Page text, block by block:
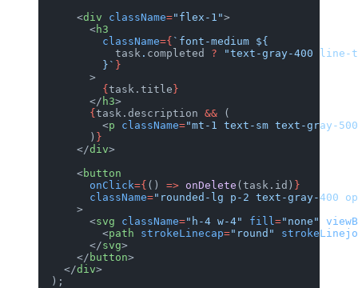
      <
div className= "flex-1"
        <
h3
          className
={ `font-medium ${
            task
.completed ?
"text-gray-400 line-
          }`
        >
          {
task.title
        </
h3
        {
task.description &&
(
          <
className="mt-1 text-sm text-gray-
        )
      </
div
      <
button
        onClick
={ () => onDelete (task.id)
        className
= "rounded-lg p-2 text-gray-400
      >
        <
svg className= "h-4 w-4" fill= "none"
          <
path strokeLinecap= "round"
        </
svg
      </
button
    </
div
  );